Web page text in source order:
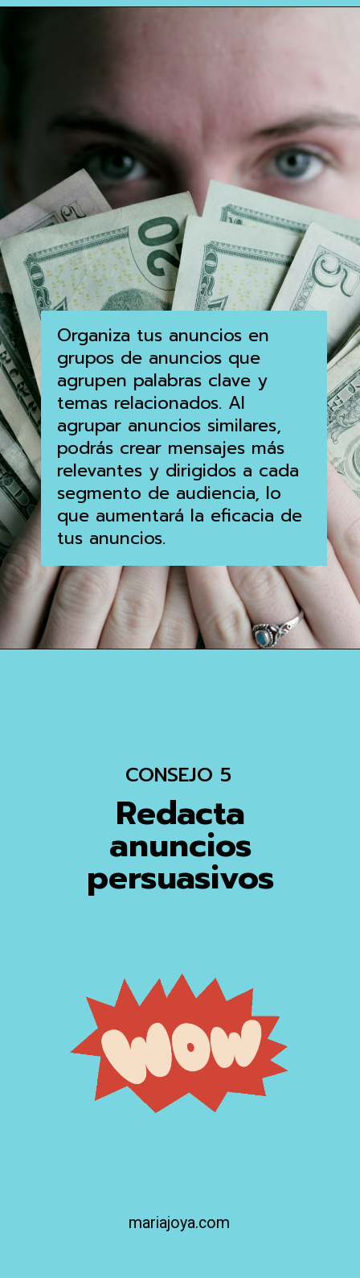
Organiza tus anuncios en
grupos de anuncios que
agrupen palabras clave y
temas relacionados. Al
agrupar anuncios similares,
podrás crear mensajes más
relevantes y dirigidos a cada
segmento de audiencia, lo
que aumentará la eficacia de
tus anuncios.
Redacta
anuncios
persuasivos
CONSEJO 5
mariajoya.com